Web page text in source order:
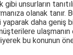
unsurların
olanak tanır.
daha geniş
ulaşmanın
bu konunun